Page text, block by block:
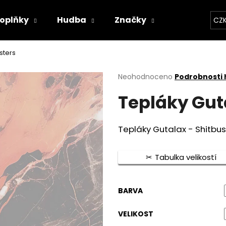
Hudba Značky
Průměrné
produktu
z
5
Neohodnoceno Podrobnosti
Tepláky
Tepláky Gutalax -
Tabulka velikostí
BARVA
VELIKOST
Co potřebujete najít?
HLEDAT
Doporučujeme
TRIČKO - WITCHERPANÝ
BAVLNĚNÉ